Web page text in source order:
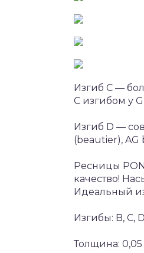
Изгиб С —
С изгибом у
Изгиб D —
(beautier), AG
Ресницы
качество!
Идеальный
Изгибы: B, С,
Толщина: 0,05